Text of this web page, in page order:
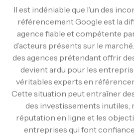
Il est indéniable que l’un des
référencement Google est la
agence fiable et compétente
d’acteurs présents sur le
des agences prétendant offrir
devient ardu pour les
véritables experts en
Cette situation peut entraîner
des investissements inutiles,
réputation en ligne et les
entreprises qui font